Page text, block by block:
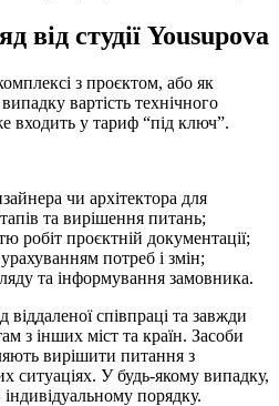
від студії Yousupova
з проєктом, або як
вартість технічного
входить у тариф “під ключ”.
чи архітектора для
та вирішення питань;
робіт проєктній документації;
потреб і змін;
та інформування замовника.
співпраці та завжди
з інших міст та країн. Засоби
вирішити питання з
ситуаціях. У будь-якому випадку,
порядку.